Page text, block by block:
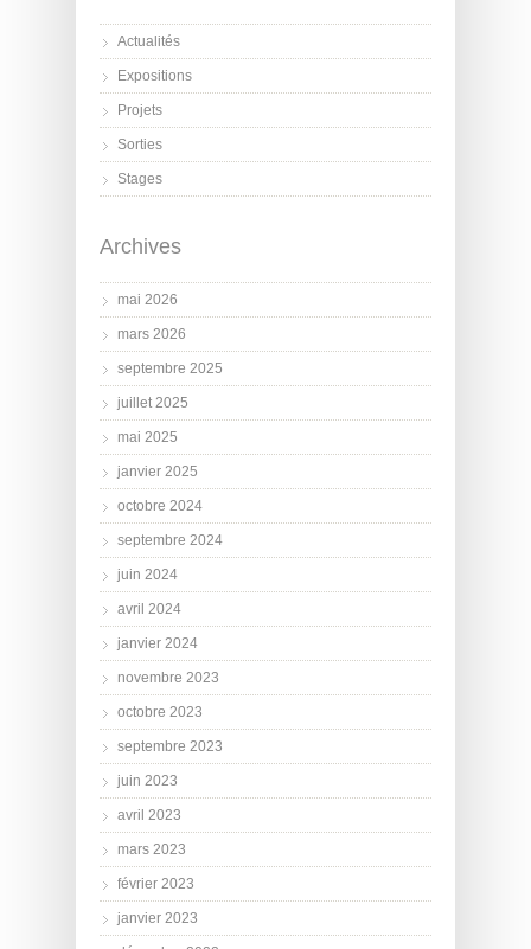
Actualités
Expositions
Projets
Sorties
Stages
Archives
mai 2026
mars 2026
septembre 2025
juillet 2025
mai 2025
janvier 2025
octobre 2024
septembre 2024
juin 2024
avril 2024
janvier 2024
novembre 2023
octobre 2023
septembre 2023
juin 2023
avril 2023
mars 2023
février 2023
janvier 2023